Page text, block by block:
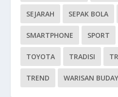
SEJARAH SEPAK BOLA
SMARTPHONE SPORT
TOYOTA TRADISI
TREND WARISAN